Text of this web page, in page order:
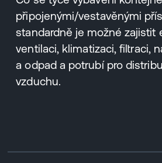
připojenými/vestavěnými
standardně je možné zajistit
ventilaci, klimatizaci, filtraci,
a odpad a potrubí pro
vzduchu.